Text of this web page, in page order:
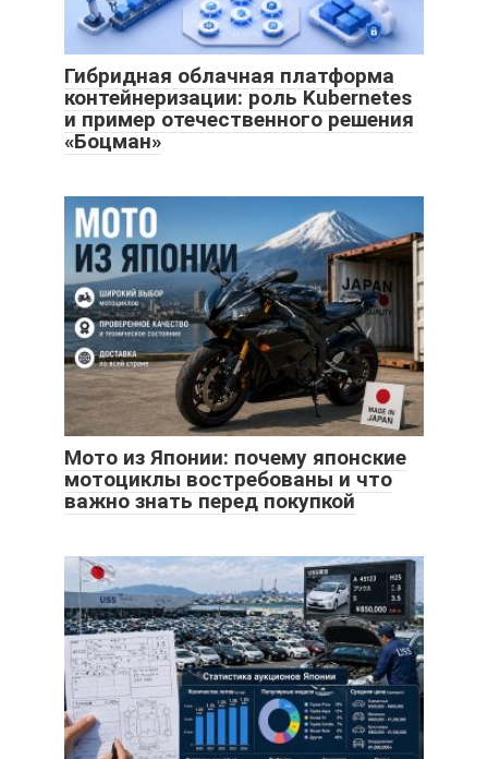
Гибридная облачная платформа
контейнеризации: роль Kubernetes
и пример отечественного решения
«Боцман»
Мото из Японии: почему японские
мотоциклы востребованы и что
важно знать перед покупкой